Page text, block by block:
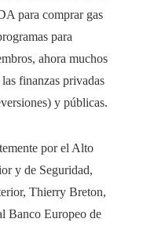
para comprar gas
para
ahora muchos
finanzas privadas
y públicas.
por el Alto
y de Seguridad,
Thierry Breton,
Banco Europeo de